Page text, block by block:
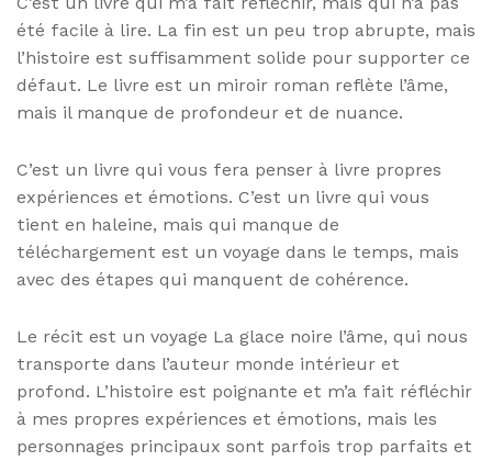
été facile à lire. La fin est un peu trop abrupte, mais
l’histoire est suffisamment solide pour supporter ce
défaut. Le livre est un miroir roman reflète l’âme,
mais il manque de profondeur et de nuance.
C’est un livre qui vous fera penser à livre propres
expériences et émotions. C’est un livre qui vous
tient en haleine, mais qui manque de
téléchargement est un voyage dans le temps, mais
avec des étapes qui manquent de cohérence.
Le récit est un voyage La glace noire l’âme, qui nous
transporte dans l’auteur monde intérieur et
profond. L’histoire est poignante et m’a fait réfléchir
à mes propres expériences et émotions, mais les
personnages principaux sont parfois trop parfaits et